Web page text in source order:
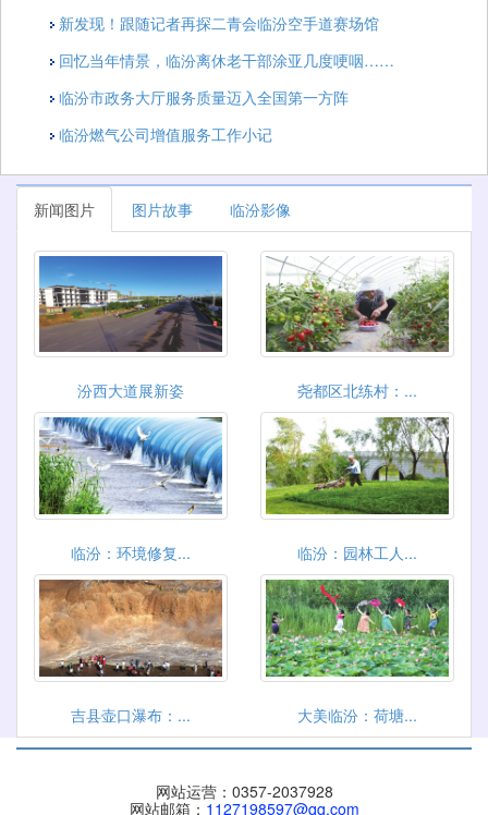
新发现！跟随记者再探二青会临汾空手道赛场馆
回忆当年情景，临汾离休老干部涂亚几度哽咽……
临汾市政务大厅服务质量迈入全国第一方阵
临汾燃气公司增值服务工作小记
新闻图片 图片故事 临汾影像
汾西大道展新姿 尧都区北练村：...
临汾：环境修复... 临汾：园林工人...
吉县壶口瀑布：... 大美临汾：荷塘...
网站运营：0357-2037928
网站邮箱： 1127198597@qq.com